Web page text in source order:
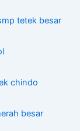
tetek besar
chindo
besar